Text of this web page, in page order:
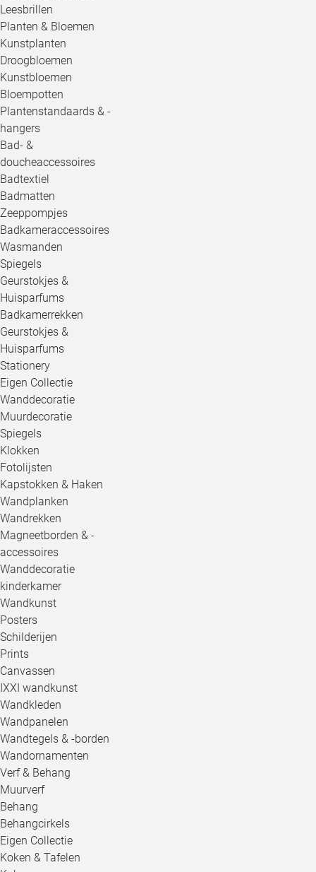
Leesbrillen
Planten & Bloemen
Kunstplanten
Droogbloemen
Kunstbloemen
Bloempotten
Plantenstandaards & -
hangers
Bad- &
doucheaccessoires
Badtextiel
Badmatten
Zeeppompjes
Badkameraccessoires
Wasmanden
Spiegels
Geurstokjes &
Huisparfums
Badkamerrekken
Geurstokjes &
Huisparfums
Stationery
Eigen Collectie
Wanddecoratie
Muurdecoratie
Spiegels
Klokken
Fotolijsten
Kapstokken & Haken
Wandplanken
Wandrekken
Magneetborden & -
accessoires
Wanddecoratie
kinderkamer
Wandkunst
Posters
Schilderijen
Prints
Canvassen
IXXI wandkunst
Wandkleden
Wandpanelen
Wandtegels & -borden
Wandornamenten
Verf & Behang
Muurverf
Behang
Behangcirkels
Eigen Collectie
Koken & Tafelen